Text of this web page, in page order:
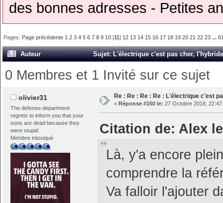
des bonnes adresses - Petites
Pages: Page précédente 1 2 3 4 5 6 7 8 9 10 [11] 12 13 14 15 16 17 18 19 20 21 22 23 ...
Auteur Sujet: L'électrique c'est pas cher,
0 Membres et 1 Invité sur ce sujet
olivier31
The defense department
regrets to inform you that your
sons are dead because they
were stupid
Membre intoxiqué
Re : Re : Re : Re : L'électrique c'est
« Réponse #150 le: 27 Octobre 2018,
Citation de: Alex
Là, y'a encore
comprendre la
Va falloir l'ajouter